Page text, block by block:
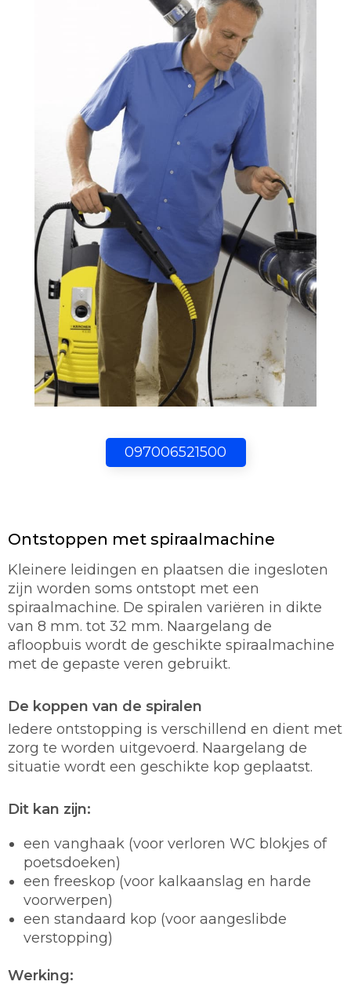
097006521500
Ontstoppen met spiraalmachine
Kleinere leidingen en plaatsen die ingesloten
zijn worden soms ontstopt met een
spiraalmachine. De spiralen variëren in dikte
van 8 mm. tot 32 mm. Naargelang de
afloopbuis wordt de geschikte spiraalmachine
met de gepaste veren gebruikt.
De koppen van de spiralen
Iedere ontstopping is verschillend en dient met
zorg te worden uitgevoerd. Naargelang de
situatie wordt een geschikte kop geplaatst.
Dit kan zijn:
een vanghaak (voor verloren WC blokjes of
poetsdoeken)
een freeskop (voor kalkaanslag en harde
voorwerpen)
een standaard kop (voor aangeslibde
verstopping)
Werking: